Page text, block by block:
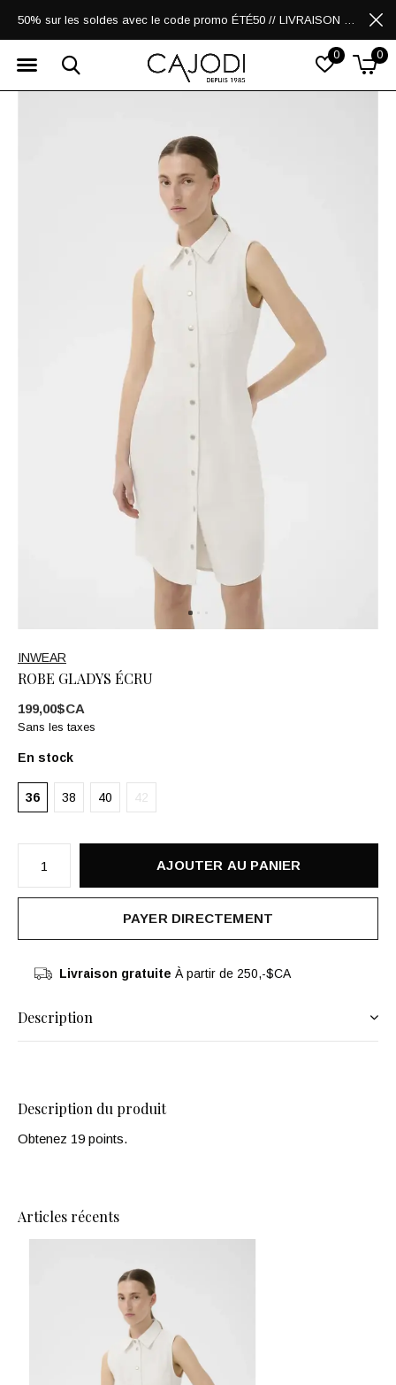
0 0
50% sur les soldes avec le code promo ÉTÉ50 // LIVRAISON GRATUITE POUR LES ACHATS DE 250$ ET PLUS
INWEAR
ROBE GLADYS ÉCRU
199,00$CA
Sans les taxes
En stock
36 38 40 42
AJOUTER AU PANIER
PAYER DIRECTEMENT
Livraison gratuite À partir de 250,-$CA
Description
Description du produit
Obtenez 19 points.
Articles récents